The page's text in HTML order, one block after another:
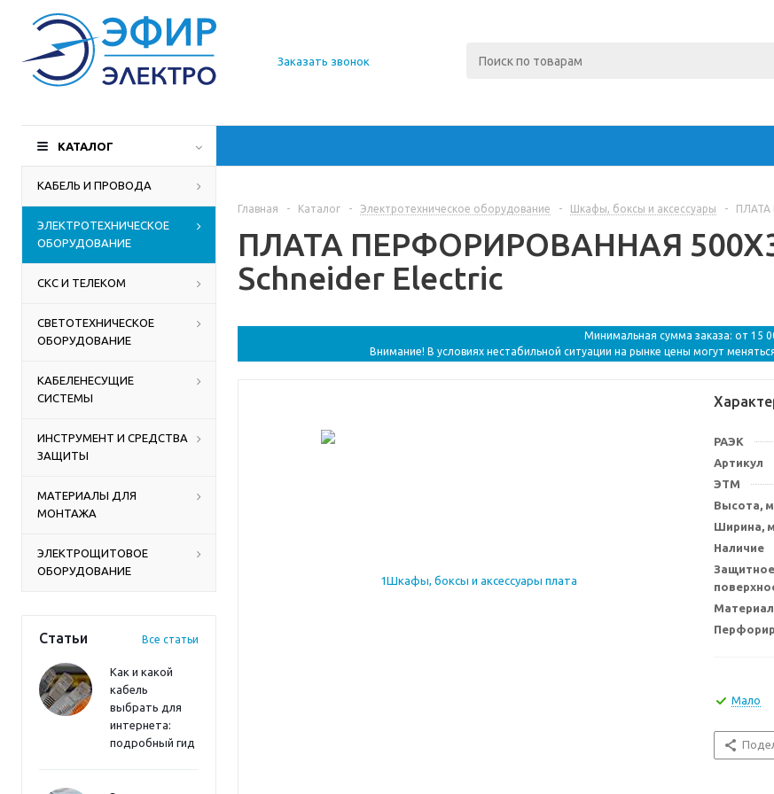
О компании
Доставка
Производители
Контакты
Заказать звонок
КАТАЛОГ
КАБЕЛЬ И ПРОВОДА
ЭЛЕКТРОТЕХНИЧЕСКОЕ
ОБОРУДОВАНИЕ
СКС И ТЕЛЕКОМ
СВЕТОТЕХНИЧЕСКОЕ
ОБОРУДОВАНИЕ
КАБЕЛЕНЕСУЩИЕ
СИСТЕМЫ
ИНСТРУМЕНТ И СРЕДСТВА
ЗАЩИТЫ
МАТЕРИАЛЫ ДЛЯ
МОНТАЖА
ЭЛЕКТРОЩИТОВОЕ
ОБОРУДОВАНИЕ
Статьи Все статьи
Как и какой
кабель
выбрать для
интернета:
подробный гид
Главная - Каталог - Электротехническое оборудование - Шкафы, боксы и аксессуары - ПЛАТА
ПЛАТА ПЕРФОРИРОВАННАЯ
Schneider Electric
Минимальная сумма заказа: от 15
Внимание! В условиях нестабильной ситуации на рынке цены могут
РАЭК
Артикул
ЭТМ
Высота,
Ширина,
Наличие
Материал
Мало